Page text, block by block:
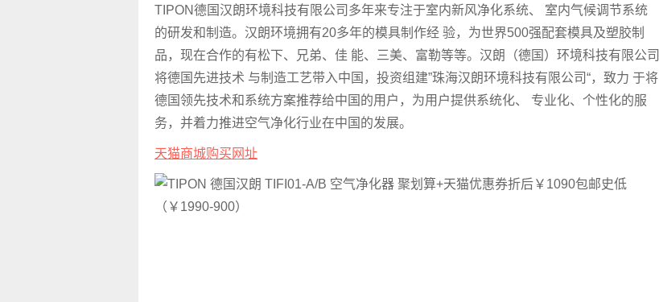
TIPON德国汉朗环境科技有限公司多年来专注于室内新风净化系统、 室内气候调节系统
的研发和制造。汉朗环境拥有20多年的模具制作经 验，为世界500强配套模具及塑胶制
品，现在合作的有松下、兄弟、佳 能、三美、富勒等等。汉朗（德国）环境科技有限公司
将德国先进技术 与制造工艺带入中国，投资组建”珠海汉朗环境科技有限公司“，致力 于将
德国领先技术和系统方案推荐给中国的用户，为用户提供系统化、 专业化、个性化的服
务，并着力推进空气净化行业在中国的发展。
天猫商城购买网址